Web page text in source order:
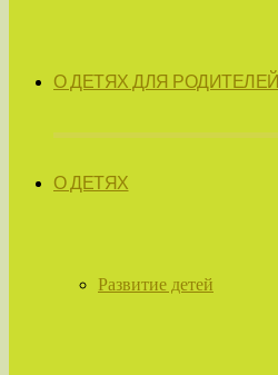
О ДЕТЯХ ДЛЯ РОДИТЕЛЕЙ
О ДЕТЯХ
Развитие детей